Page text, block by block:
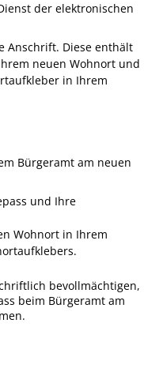
im Rathaus
der elektronischen
Anschrift. Diese enthält
neuen Wohnort und
in Ihrem
Bürgeramt am neuen
und Ihre
Wohnort in Ihrem
bevollmächtigen,
beim Bürgeramt am